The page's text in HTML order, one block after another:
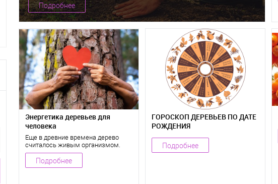
Подробнее
Энергетика деревьев для
человека
Еще в древние времена дерево
считалось живым организмом.
Подробнее
ГОРОСКОП ДЕРЕВЬЕВ ПО ДАТЕ
РОЖДЕНИЯ
Подробнее